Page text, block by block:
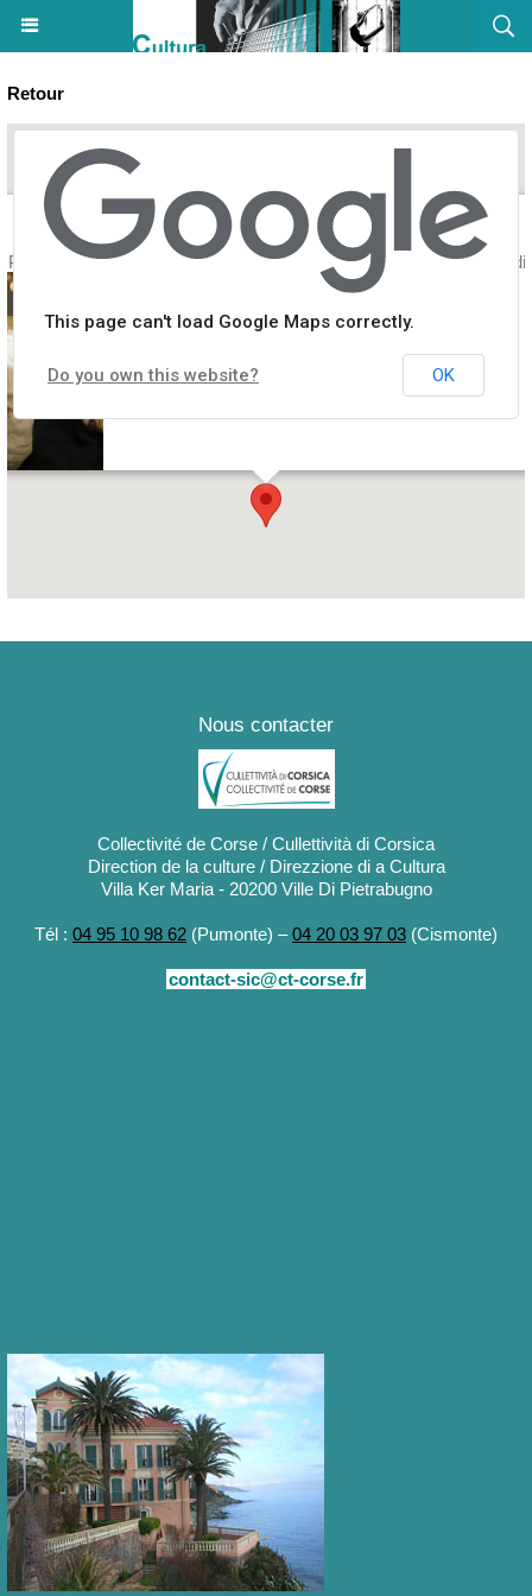
Retour
Palais Fesch pour les 3-6 ans / Raconte-moi une histoire : Les
This page can't load Google Maps correctly.
Do you own this website? OK
Nous contacter
Collectivité de Corse / Cullettività di Corsica
Direction de la culture / Direzzione di a Cultura
Villa Ker Maria - 20200 Ville Di Pietrabugno
Tél : 04 95 10 98 62 (Pumonte) –04 20 03 97 03 (Cismonte)
contact-sic@ct-corse.fr